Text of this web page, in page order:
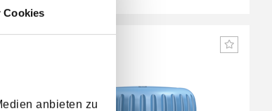
Cookies
anbieten zu